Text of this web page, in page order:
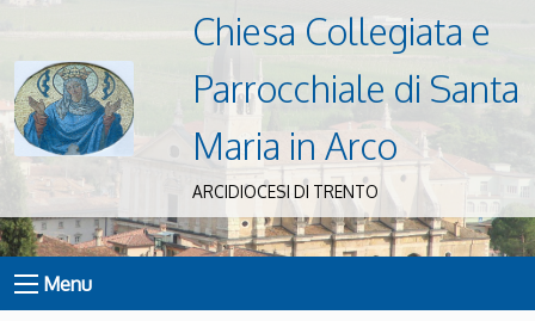
Chiesa Collegiata e
Parrocchiale di Santa
Maria in Arco
ARCIDIOCESI DI TRENTO
Menu